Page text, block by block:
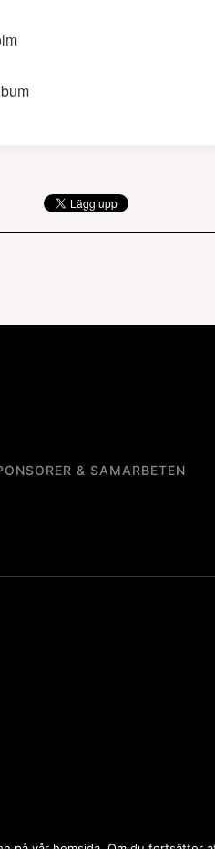
& SAMARBETEN